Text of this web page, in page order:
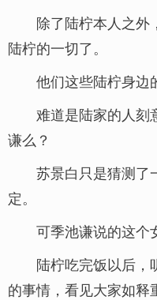
除了陆柠本人之外
陆柠的一切了。
他们这些陆柠身边
难道是陆家的人刻
谦么？
苏景白只是猜测了
定。
可季池谦说的这个
陆柠吃完饭以后，
的事情，看见大家如释